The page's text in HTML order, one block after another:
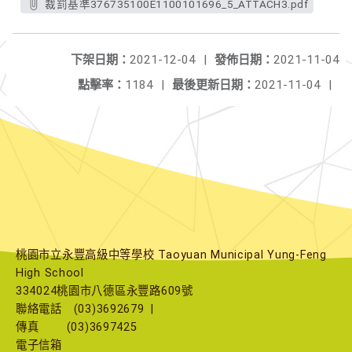
裁罰基準376735100E1100101696_5_ATTACH3.pdf
發佈日期： 2021-11-04
下架日期： 2021-12-04
|
最後更新日期： 2021-11-04 |
點擊率： 1184 |
桃園市立永豐高級中等學校 Taoyuan Municipal Yung-Feng
High School
334024桃園市八德區永豐路609號
聯絡電話
(03)3692679
傳真
(03)3697425
電子信箱